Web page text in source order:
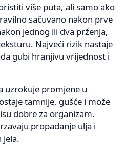
više puta, ali samo ako
sačuvano nakon prve
jednog ili dva prženja,
Najveći rizik nastaje
gubi hranjivu vrijednost i
uzrokuje promjene u
tamnije, gušće i može
dobre za organizam.
propadanje ulja i
jela.